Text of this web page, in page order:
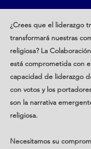
¿Crees que el liderazgo
transformará nuestras
religiosa? La
está comprometida con
capacidad de liderazgo
con votos y los
son la narrativa
religiosa.
Necesitamos su